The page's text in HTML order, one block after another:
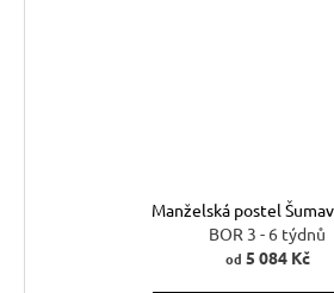
Manželská postel
BOR 3 - 6 týdnů
od 5 084 Kč